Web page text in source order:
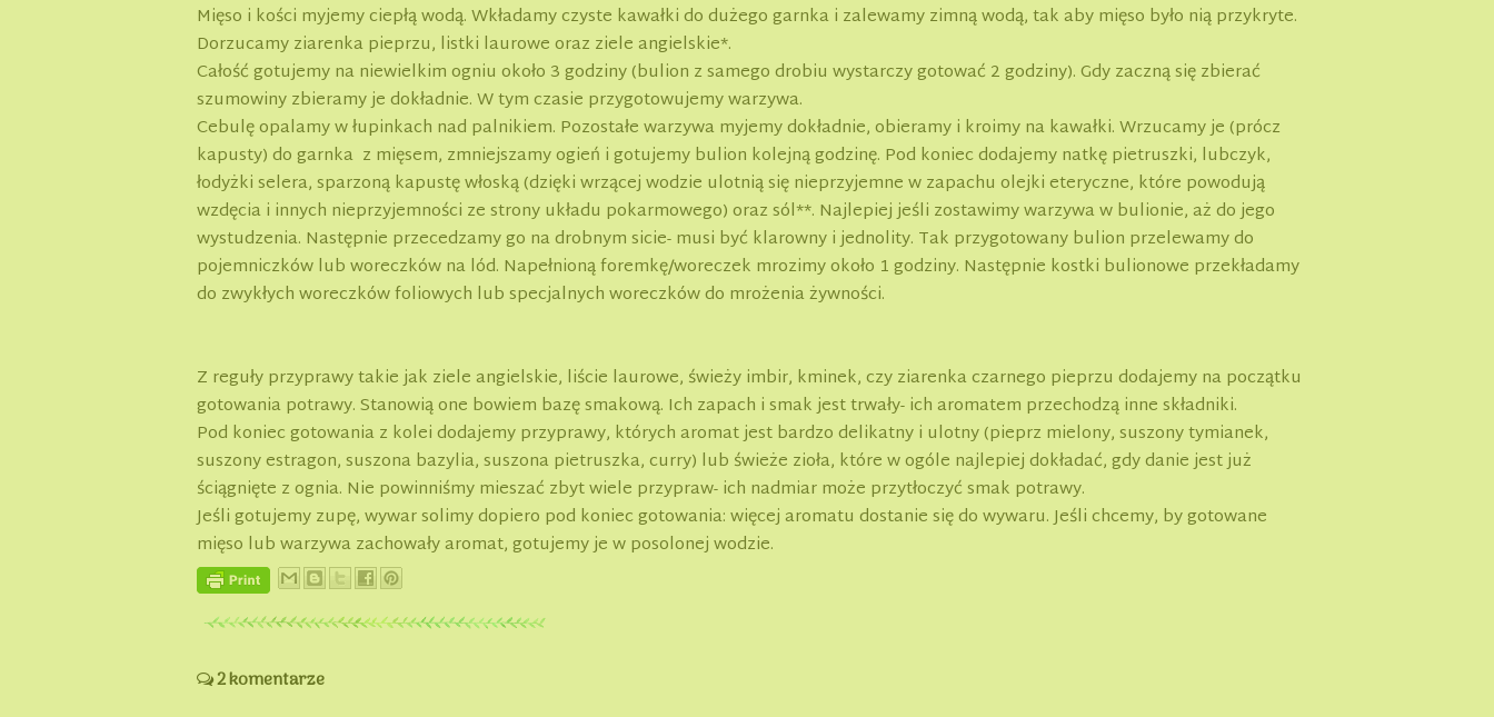
Mięso i kości myjemy ciepłą wodą. Wkładamy czyste kawałki do dużego garnka i zalewamy zimną wodą, tak aby mięso było nią przykryte.
Dorzucamy ziarenka pieprzu, listki laurowe oraz ziele angielskie*.
Całość gotujemy na niewielkim ogniu około 3 godziny (bulion z samego drobiu wystarczy gotować 2 godziny). Gdy zaczną się zbierać
szumowiny zbieramy je dokładnie. W tym czasie przygotowujemy warzywa.
Cebulę opalamy w łupinkach nad palnikiem. Pozostałe warzywa myjemy dokładnie, obieramy i kroimy na kawałki. Wrzucamy je (prócz
kapusty) do garnka z mięsem, zmniejszamy ogień i gotujemy bulion kolejną godzinę. Pod koniec dodajemy natkę pietruszki, lubczyk,
łodyżki selera, sparzoną kapustę włoską (dzięki wrzącej wodzie ulotnią się nieprzyjemne w zapachu olejki eteryczne, które powodują
wzdęcia i innych nieprzyjemności ze strony układu pokarmowego) oraz sól**. Najlepiej jeśli zostawimy warzywa w bulionie, aż do jego
wystudzenia. Następnie przecedzamy go na drobnym sicie- musi być klarowny i jednolity. Tak przygotowany bulion przelewamy do
pojemniczków lub woreczków na lód. Napełnioną foremkę/woreczek mrozimy około 1 godziny. Następnie kostki bulionowe przekładamy
do zwykłych woreczków foliowych lub specjalnych woreczków do mrożenia żywności.
Z reguły przyprawy takie jak ziele angielskie, liście laurowe, świeży imbir, kminek, czy ziarenka czarnego pieprzu dodajemy na początku
gotowania potrawy. Stanowią one bowiem bazę smakową. Ich zapach i smak jest trwały- ich aromatem przechodzą inne składniki.
Pod koniec gotowania z kolei dodajemy przyprawy, których aromat jest bardzo delikatny i ulotny (pieprz mielony, suszony tymianek,
suszony estragon, suszona bazylia, suszona pietruszka, curry) lub świeże zioła, które w ogóle najlepiej dokładać, gdy danie jest już
ściągnięte z ognia. Nie powinniśmy mieszać zbyt wiele przypraw- ich nadmiar może przytłoczyć smak potrawy.
Jeśli gotujemy zupę, wywar solimy dopiero pod koniec gotowania: więcej aromatu dostanie się do wywaru. Jeśli chcemy, by gotowane
mięso lub warzywa zachowały aromat, gotujemy je w posolonej wodzie.
2 komentarze